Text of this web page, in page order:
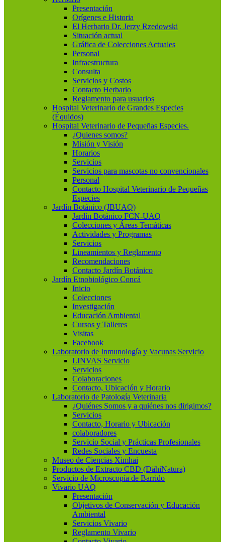
Presentación
Orígenes e Historia
El Herbario Dr. Jerzy Rzedowski
Situación actual
Gráfica de Colecciones Actuales
Personal
Infraestructura
Consulta
Servicios y Costos
Contacto Herbario
Reglamento para usuarios
Hospital Veterinario de Grandes Especies
(Équidos)
Hospital Veterinario de Pequeñas Especies.
¿Quienes somos?
Misión y Visión
Horarios
Servicios
Servicios para mascotas no convencionales
Personal
Contacto Hospital Veterinario de Pequeñas
Especies
Jardín Botánico (JBUAQ)
Jardín Botánico FCN-UAQ
Colecciones y Áreas Temáticas
Actividades y Programas
Servicios
Lineamientos y Reglamento
Recomendaciones
Contacto Jardín Botánico
Jardín Etnobiológico Concá
Inicio
Colecciones
Investigación
Educación Ambiental
Cursos y Talleres
Visitas
Facebook
Laboratorio de Inmunología y Vacunas Servicio
LINVAS Servicio
Servicios
Colaboraciones
Contacto, Ubicación y Horario
Laboratorio de Patología Veterinaria
¿Quiénes Somos y a quiénes nos dirigimos?
Servicios
Contacto, Horario y Ubicación
colaboradores
Servicio Social y Prácticas Profesionales
Redes Sociales y Encuesta
Museo de Ciencias Ximhai
Productos de Extracto CBD (DähiNatura)
Servicio de Microscopía de Barrido
Vivario UAQ
Presentación
Objetivos de Conservación y Educación
Ambiental
Servicios Vivario
Reglamento Vivario